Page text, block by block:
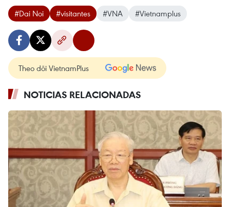
#Dai Noi #visitantes #VNA #Vietnamplus
Theo dõi VietnamPlus
NOTICIAS RELACIONADAS